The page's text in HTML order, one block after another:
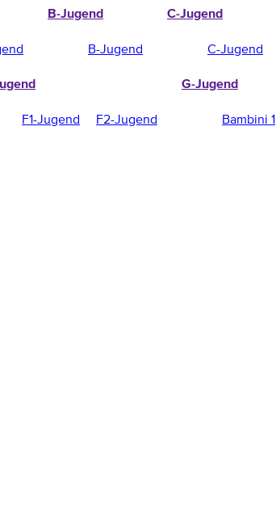
B-Jugend
B-Jugend
C-Jugend
C-Jugend
F1-Jugend F2-Jugend
G-Jugend
Bambini 1